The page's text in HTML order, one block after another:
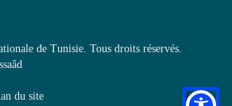
de Tunisie. Tous droits réservés.
du site